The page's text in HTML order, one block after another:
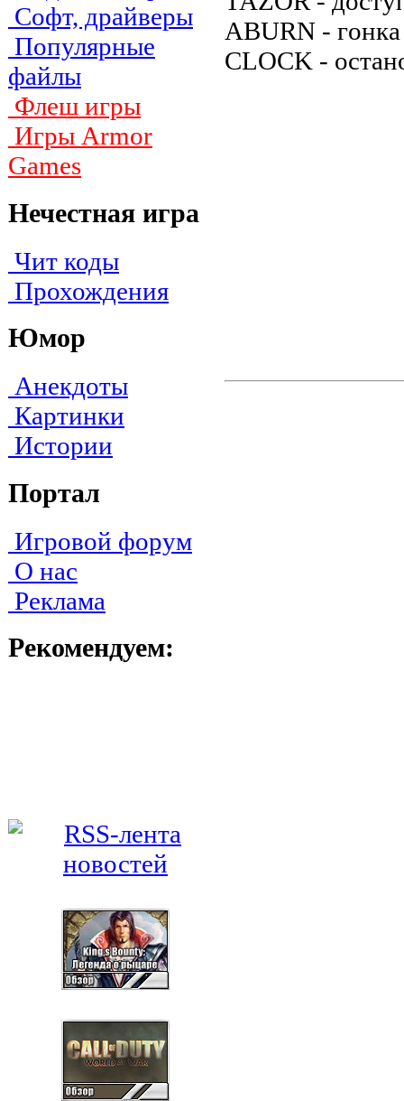
Софт, драйверы
Популярные
файлы
Флеш игры
Игры Armor
Games
Нечестная игра
Чит коды
Прохождения
Юмор
Анекдоты
Картинки
Истории
Портал
Игровой форум
О нас
Реклама
Рекомендуем:
ABURN -
CLOCK -